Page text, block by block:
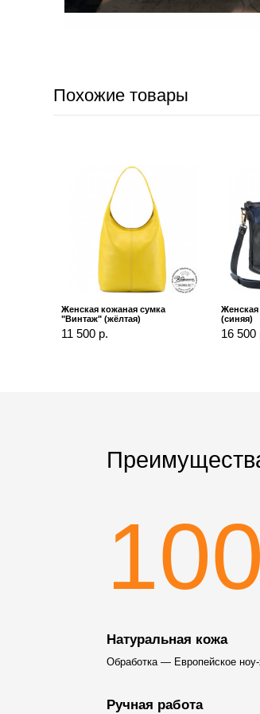
Похожие товары
Женская кожаная сумка
"Винтаж" (жёлтая)
11 500 р.
Женская
(синяя)
16 500
Натуральная кожа
Обработка — Европейское
Ручная работа